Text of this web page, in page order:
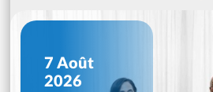
7 Août
2026